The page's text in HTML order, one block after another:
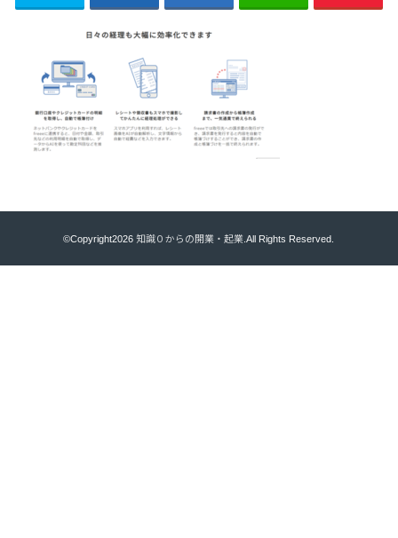
©Copyright2026知識０からの開業・起業 .All Rights Reserved.